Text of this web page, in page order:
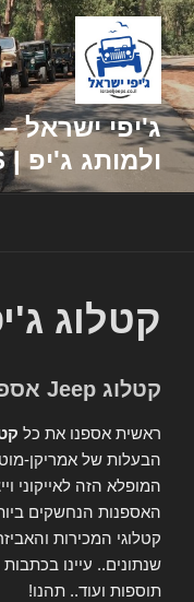
דילוג
לתוכן
ג'יפי ישראל
ולמותג ג'יפ | ISRAEL JEEPS
קטלוג
קטלוג Jeep אספנות
ראשית אספנו את כל
הבעלות של אמריקן-
המופלא הזה לאייקוני
האספנות הנחשקים
קטלוגי המכירות
שנתונים.. עיינו
תוספות ועוד.. תהנו!